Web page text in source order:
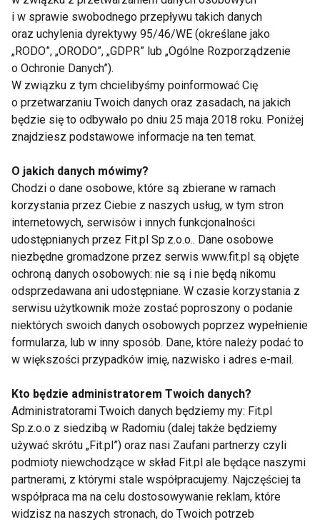
Dodajemy je na patelnię i dusimy sos przez około 10
minut, co jakiś czas mieszając. W razie potrzeby
dolewamy odrobinę wody.
4. Rybę myjemy, osuszamy, doprawiamy solą oraz
pieprzem i gotujemy na parze.
oliwkami, ziołami i porcją warzyw.
WARZYWA ZDROWE PRZEPISY WIGILIA
DIETA
Warzywa
Warzywne przekąski
do tornistra
Bowl z warzywami,
łososiem i sezamem
i w sprawie swobodnego przepływu takich danych
oraz uchylenia dyrektywy 95/46/WE (określane jako
„RODO”, „ORODO”, „GDPR” lub „Ogólne Rozporządzenie
o Ochronie Danych”).
W związku z tym chcielibyśmy poinformować Cię
o przetwarzaniu Twoich danych oraz zasadach, na jakich
będzie się to odbywało po dniu 25 maja 2018 roku. Poniżej
znajdziesz podstawowe informacje na ten temat.
O jakich danych mówimy?
Chodzi o dane osobowe, które są zbierane w ramach
korzystania przez Ciebie z naszych usług, w tym stron
internetowych, serwisów i innych funkcjonalności
udostępnianych przez Fit.pl Sp.z.o.o.. Dane osobowe
niezbędne gromadzone przez serwis www.fit.pl są objęte
ochroną danych osobowych: nie są i nie będą nikomu
odsprzedawana ani udostępniane. W czasie korzystania z
serwisu użytkownik może zostać poproszony o podanie
niektórych swoich danych osobowych poprzez wypełnienie
formularza, lub w inny sposób. Dane, które należy podać to
w większości przypadków imię, nazwisko i adres e-mail.
Kto będzie administratorem Twoich danych?
Administratorami Twoich danych będziemy my: Fit.pl
Sp.z.o.o z siedzibą w Radomiu (dalej także będziemy
używać skrótu „Fit.pl”) oraz nasi Zaufani partnerzy czyli
podmioty niewchodzące w skład Fit.pl ale będące naszymi
partnerami, z którymi stale współpracujemy. Najczęściej ta
współpraca ma na celu dostosowywanie reklam, które
widzisz na naszych stronach, do Twoich potrzeb